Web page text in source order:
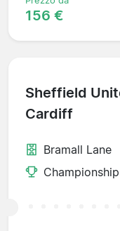
156 €
Sheffield
Cardiff
Bramall Lane
Championship